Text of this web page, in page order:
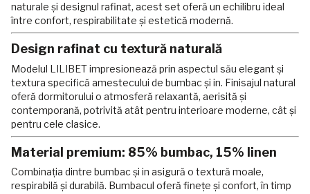
naturale și designul rafinat, acest set oferă un echilibru ideal
între confort, respirabilitate și estetică modernă.
Design rafinat cu textură naturală
Modelul LILIBET impresionează prin aspectul său elegant și
textura specifică amestecului de bumbac și in. Finisajul natural
oferă dormitorului o atmosferă relaxantă, aerisită și
contemporană, potrivită atât pentru interioare moderne, cât și
pentru cele clasice.
Material premium: 85% bumbac, 15% linen
Combinația dintre bumbac și in asigură o textură moale,
respirabilă și durabilă. Bumbacul oferă finețe și confort, în timp